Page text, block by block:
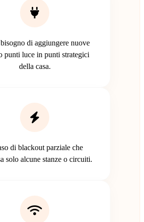
di aggiungere nuove
punti luce in punti strategici
della casa.
di blackout parziale che
solo alcune stanze o circuiti.